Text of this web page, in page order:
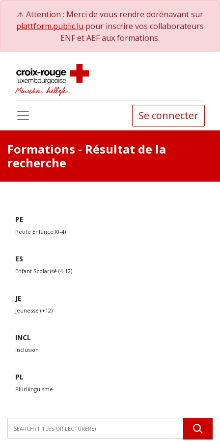
⚠️ Attention : Merci de vous rendre dorénavant sur
plattform.public.lu pour inscrire vos collaborateurs
ENF et AEF aux formations.
Se connecter
Formations - Résultat de la
recherche
PE
Petite Enfance (0-4)
ES
Enfant Scolarisé (4-12)
JE
Jeunesse (+12)
INCL
Inclusion
PL
Plurilinguisme